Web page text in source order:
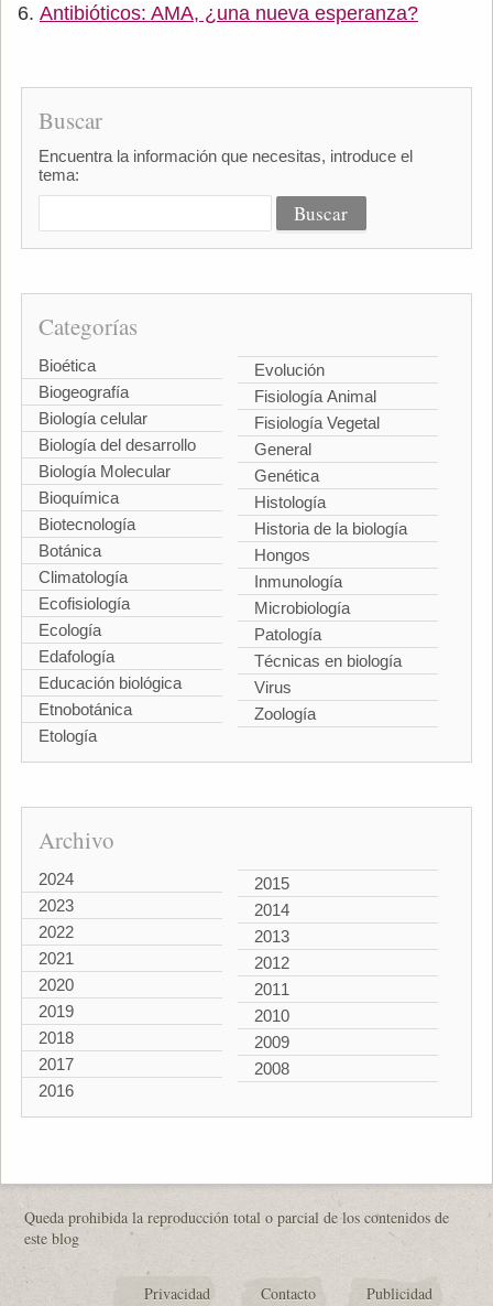
Antibióticos: AMA, ¿una nueva esperanza?
Buscar
Encuentra la información que necesitas, introduce el
tema:
Categorías
Bioética
Biogeografía
Biología celular
Biología del desarrollo
Biología Molecular
Bioquímica
Biotecnología
Botánica
Climatología
Ecofisiología
Ecología
Edafología
Educación biológica
Etnobotánica
Etología
Evolución
Fisiología Animal
Fisiología Vegetal
General
Genética
Histología
Historia de la biología
Hongos
Inmunología
Microbiología
Patología
Técnicas en biología
Virus
Zoología
Archivo
2024
2023
2022
2021
2020
2019
2018
2017
2016
2015
2014
2013
2012
2011
2010
2009
2008
Queda prohibida la reproducción total o parcial de los contenidos de
este blog
Privacidad Contacto Publicidad